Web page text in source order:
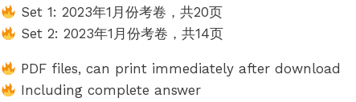
Set 1: 2023年1月份考卷，共20页
Set 2: 2023年1月份考卷，共14页
PDF files, can print immediately after download
Including complete answer